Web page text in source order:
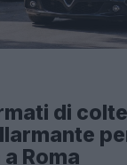
di
Roma